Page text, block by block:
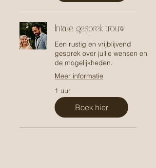
Intake gesprek trouw
Een rustig en vrijblijvend
gesprek over jullie wensen en
de mogelijkheden.
Meer informatie
1 uur
Boek hier